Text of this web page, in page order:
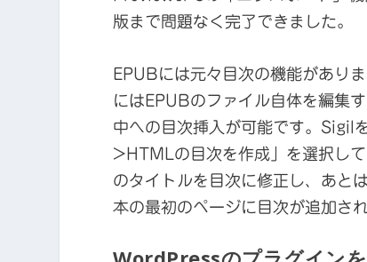
版まで問題なく完了できました。
EPUBには元々目次の機能があり
にはEPUBのファイル自体を編集す
中への目次挿入が可能です。Sigil
>HTMLの目次を作成」を選択し
のタイトルを目次に修正し、あと
本の最初のページに目次が追加され